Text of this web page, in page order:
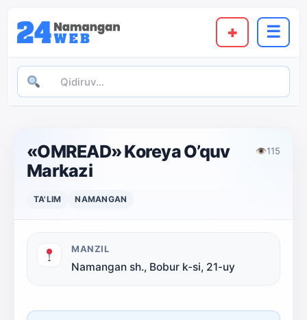
+ ☰
«OMREAD» Koreya O’quv
Markazi
👁115
TA'LIM NAMANGAN
MANZIL
Namangan sh., Bobur k-si, 21-uy